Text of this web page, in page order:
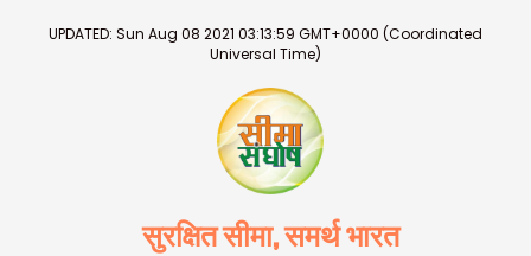
UPDATED: Sun Aug 08 2021 03:13:59 GMT+0000 (Coordinated
Universal Time)
सुरक्षित सीमा, समर्थ भारत